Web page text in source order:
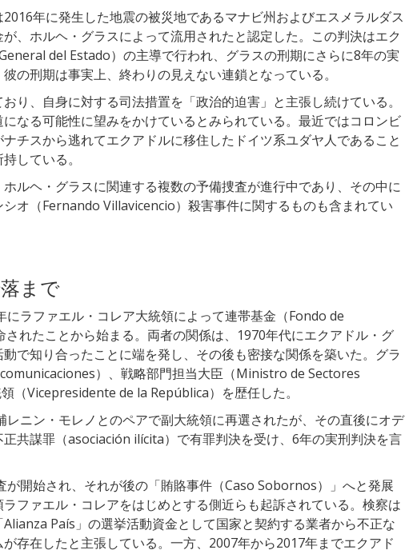
年に発生した地震の被災地であるマナビ州およびエスメラルダス
、ホルヘ・グラスによって流用されたと認定した。この判決はエク
del Estado）の主導で行われ、グラスの刑期にさらに8年の実
の刑期は事実上、終わりの見えない連鎖となっている。
り、自身に対する司法措置を「政治的迫害」と主張し続けている。
なる可能性に望みをかけているとみられている。最近ではコロンビ
チスから逃れてエクアドルに移住したドイツ系ユダヤ人であること
している。
ルヘ・グラスに関連する複数の予備捜査が進行中であり、その中に
シオ （Fernando Villavicencio）殺害事件に関するものも含まれてい
まで
にラファエル・コレア大統領によって連帯基金（Fondo de
れたことから始まる。両者の関係は、1970年代にエクアドル・グ
で知り合ったことに端を発し、その後も密接な関係を築いた。グラ
）、戦略部門担当大臣（Ministro de Sectores
（Vicepresidente de la República）を歴任した。
レニン・モレノとのペアで副大統領に再選されたが、その直後にオデ
共謀罪（asociación ilícita）で有罪判決を受け、6年の実刑判決を言
が開始され、それが後の「賄賂事件（Caso Sobornos）」へと発展
ファエル・コレアをはじめとする側近らも起訴されている。検察は
País」の選挙活動資金として国家と契約する業者から不正な
存在したと主張している。一方、2007年から2017年までエクアド